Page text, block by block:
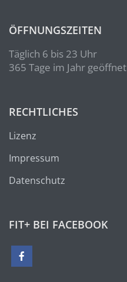
ÖFFNUNGSZEITEN
Täglich 6 bis 23 Uhr
365 Tage im Jahr geöffnet
RECHTLICHES
Lizenz
Impressum
Datenschutz
FIT+ BEI FACEBOOK